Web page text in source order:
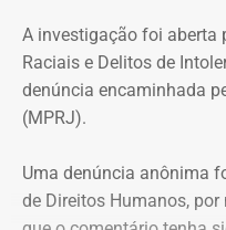
Prazos
obrigatória
cronograma rígido aos
possuem a certificação
A investigação foi aberta
Raciais e Delitos de
denúncia encaminhada
(MPRJ).
Uma denúncia anônima
de Direitos Humanos,